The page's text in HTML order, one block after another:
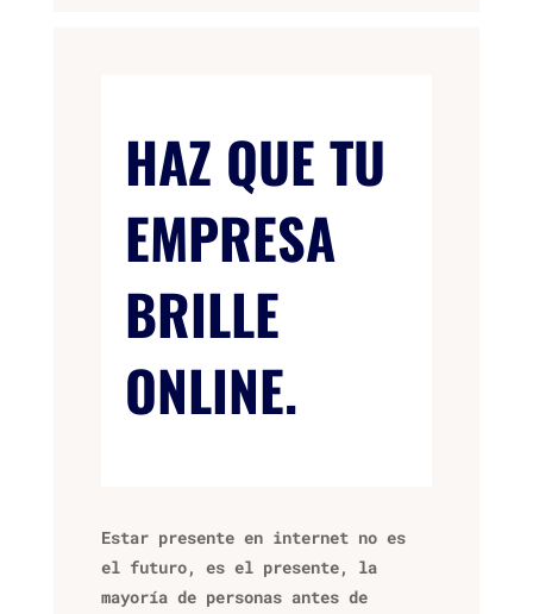
HAZ QUE TU
EMPRESA
BRILLE
ONLINE.
Estar presente en internet no es
el futuro, es el presente, la
mayoría de personas antes de